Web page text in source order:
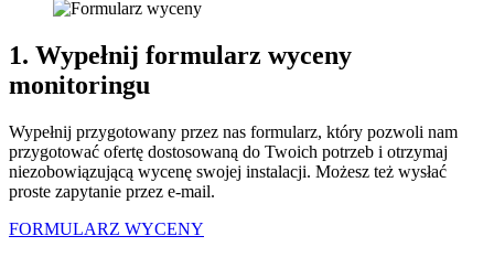
1. Wypełnij formularz wyceny
monitoringu
Wypełnij przygotowany przez nas formularz, który pozwoli nam
przygotować ofertę dostosowaną do Twoich potrzeb i otrzymaj
niezobowiązującą wycenę swojej instalacji. Możesz też wysłać
proste zapytanie przez e-mail.
FORMULARZ WYCENY